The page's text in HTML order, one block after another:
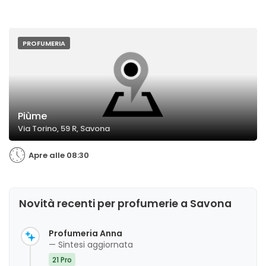
PROFUMERIA
Piùme
Via Torino, 59 R, Savona
Apre alle 08:30
Novità recenti per profumerie a Savona
Profumeria Anna
— Sintesi aggiornata
21 Pro